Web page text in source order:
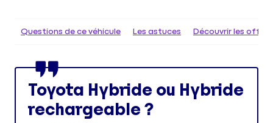
Questions de ce véhicule Les astuces Découvrir les
Toyota Hybride ou Hybride
rechargeable ?